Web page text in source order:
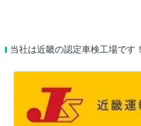
当社は近畿の認定車検工場です！